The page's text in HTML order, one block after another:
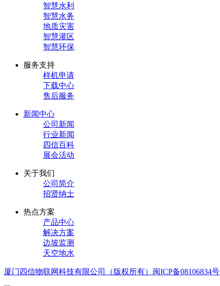
智慧水利
智慧水务
地质灾害
智慧灌区
智慧环保
服务支持
样机申请
下载中心
售后服务
新闻中心
公司新闻
行业新闻
四信百科
展会活动
关于我们
公司简介
招贤纳士
热点方案
产品中心
解决方案
边坡监测
天空地水
厦门四信物联网科技有限公司（版权所有） 闽ICP备08106834